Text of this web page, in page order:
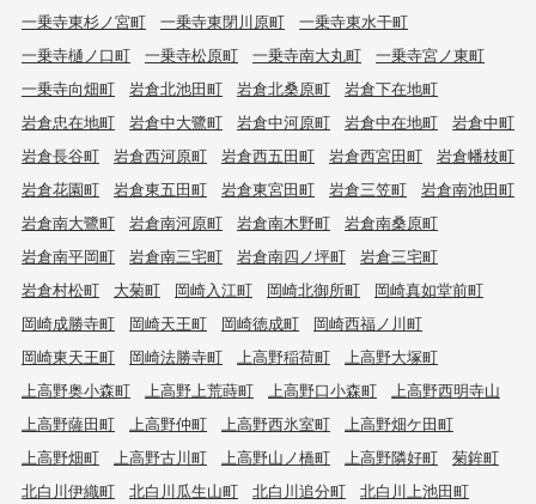
一乗寺東杉ノ宮町
一乗寺東閉川原町
一乗寺東水干町
一乗寺樋ノ口町
一乗寺松原町 一乗寺南大丸町
一乗寺宮ノ東町
一乗寺向畑町
岩倉北池田町 岩倉北桑原町
岩倉下在地町
岩倉忠在地町
岩倉中大鷺町 岩倉中河原町 岩倉中在地町
岩倉中町
岩倉長谷町
岩倉西河原町 岩倉西五田町 岩倉西宮田町
岩倉幡枝町
岩倉花園町
岩倉東五田町 岩倉東宮田町 岩倉三笠町
岩倉南池田町
岩倉南大鷺町
岩倉南河原町 岩倉南木野町
岩倉南桑原町
岩倉南平岡町
岩倉南三宅町 岩倉南四ノ坪町
岩倉三宅町
岩倉村松町
大菊町 岡崎入江町 岡崎北御所町
岡崎真如堂前町
岡崎成勝寺町
岡崎天王町 岡崎徳成町
岡崎西福ノ川町
岡崎東天王町
岡崎法勝寺町 上高野稲荷町
上高野大塚町
上高野奥小森町
上高野上荒蒔町 上高野口小森町
上高野西明寺山
上高野薩田町
上高野仲町 上高野西氷室町
上高野畑ケ田町
上高野畑町
上高野古川町 上高野山ノ橋町 上高野隣好町
菊鉾町
北白川伊織町
北白川瓜生山町 北白川追分町
北白川上池田町